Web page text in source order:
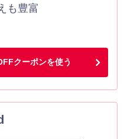
も豊富
クーポンを使う